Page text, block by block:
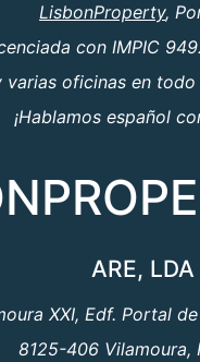
LisbonProperty,
con IMPIC
oficinas en
¡Hablamos español
ARE, LDA
XXI, Edf. Portal
8125-406 Vilamoura,